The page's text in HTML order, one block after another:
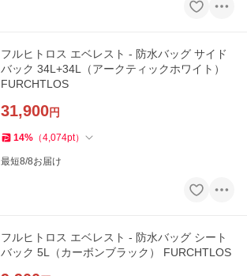
フルヒトロス エベレスト - 防水バッグ サイド
バック 34L+34L（アークティックホワイト）
FURCHTLOS
31,900円
14% （4,074pt）
最短8/8お届け
フルヒトロス エベレスト - 防水バッグ シート
バック 5L（カーボンブラック） FURCHTLOS